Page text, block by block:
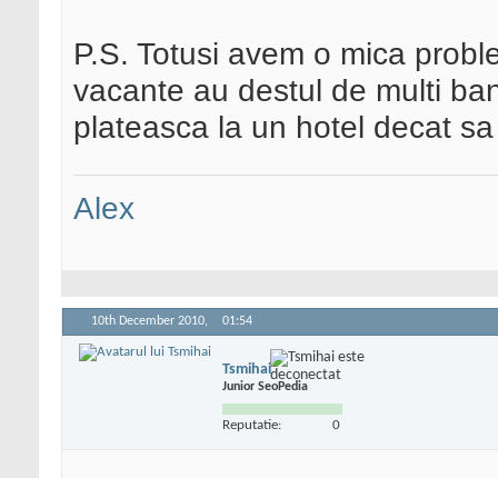
P.S. Totusi avem o mica
vacante au destul de multi
plateasca la un hotel decat
Alex
10th December 2010, 01:54
Tsmihai
Junior SeoPedia
Reputatie: 0